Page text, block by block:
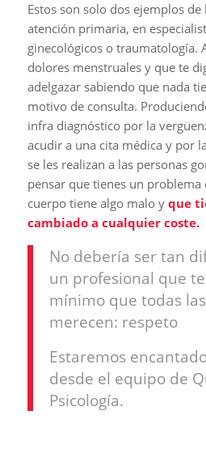
Estos son solo dos ejemplos
atención primaria, en
ginecológicos o traumatología.
dolores menstruales y que te
adelgazar sabiendo que nada
motivo de consulta.
infra diagnóstico por la
acudir a una cita médica y por
se les realizan a las personas
pensar que tienes un problema
cuerpo tiene algo malo y que
cambiado a cualquier coste.
No debería ser tan
un profesional que
mínimo que todas
merecen: respeto
Estaremos
desde el equipo de
Psicología.